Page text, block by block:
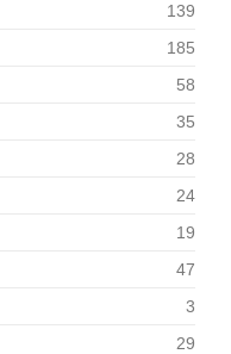
139
185
58
35
28
24
19
47
3
29